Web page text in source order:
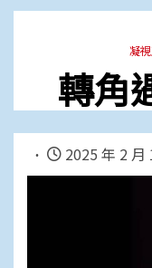
凝
轉角
2025 年 2 月